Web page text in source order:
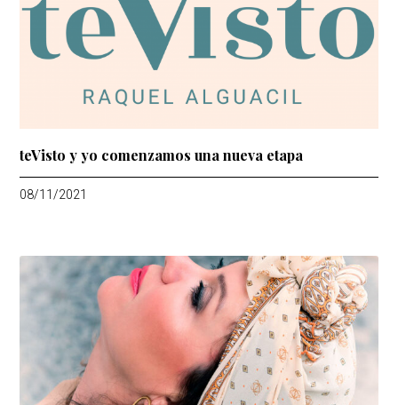
teVisto y yo comenzamos una nueva etapa
08/11/2021